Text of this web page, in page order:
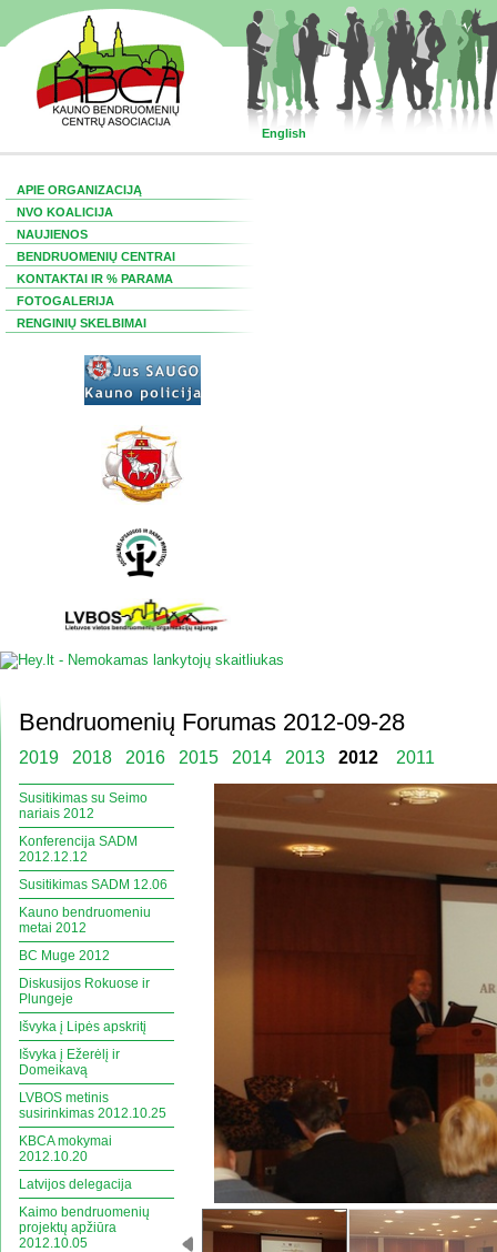
English
APIE ORGANIZACIJĄ
NVO KOALICIJA
NAUJIENOS
BENDRUOMENIŲ CENTRAI
KONTAKTAI IR % PARAMA
FOTOGALERIJA
RENGINIŲ SKELBIMAI
Bendruomenių Forumas 2012-09-28
2019 2018 2016 2015 2014 2013 2012 2011
Susitikimas su Seimo
nariais 2012
Konferencija SADM
2012.12.12
Susitikimas SADM 12.06
Kauno bendruomeniu
metai 2012
BC Muge 2012
Diskusijos Rokuose ir
Plungeje
Išvyka į Lipės apskritį
Išvyka į Ežerėlį ir
Domeikavą
LVBOS metinis
susirinkimas 2012.10.25
KBCA mokymai
2012.10.20
Latvijos delegacija
Kaimo bendruomenių
projektų apžiūra
2012.10.05